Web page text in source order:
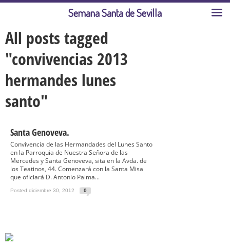
All posts tagged
"convivencias 2013
hermandes lunes
santo"
Santa Genoveva.
Convivencia de las Hermandades del Lunes Santo
en la Parroquia de Nuestra Señora de las
Mercedes y Santa Genoveva, sita en la Avda. de
los Teatinos, 44. Comenzará con la Santa Misa
que oficiará D. Antonio Palma...
Posted diciembre 30, 2012 0
Semana Santa de Sevilla